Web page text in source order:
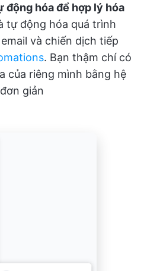
động hóa để hợp lý hóa
tự động hóa quá trình
và chiến dịch tiếp
. Bạn thậm chí có
của riêng mình bằng hệ
giản